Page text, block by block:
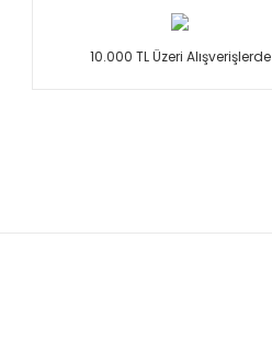
10.000 TL Üzeri Alışverişlerde